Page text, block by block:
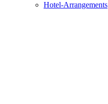
Hotel-Arrangements